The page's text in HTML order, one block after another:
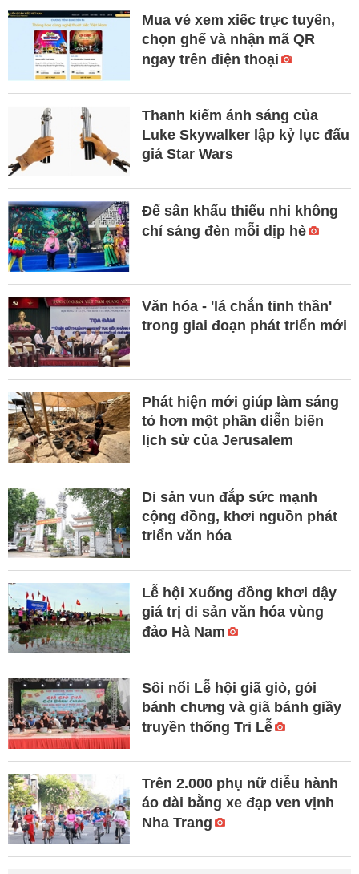
Mua vé xem xiếc trực tuyến,
chọn ghế và nhận mã QR
ngay trên điện thoại
Thanh kiếm ánh sáng của
Luke Skywalker lập kỷ lục đấu
giá Star Wars
Để sân khấu thiếu nhi không
chỉ sáng đèn mỗi dịp hè
Văn hóa - 'lá chắn tinh thần'
trong giai đoạn phát triển mới
Phát hiện mới giúp làm sáng
tỏ hơn một phần diễn biến
lịch sử của Jerusalem
Di sản vun đắp sức mạnh
cộng đồng, khơi nguồn phát
triển văn hóa
Lễ hội Xuống đồng khơi dậy
giá trị di sản văn hóa vùng
đảo Hà Nam
Sôi nổi Lễ hội giã giò, gói
bánh chưng và giã bánh giầy
truyền thống Tri Lễ
Trên 2.000 phụ nữ diễu hành
áo dài bằng xe đạp ven vịnh
Nha Trang